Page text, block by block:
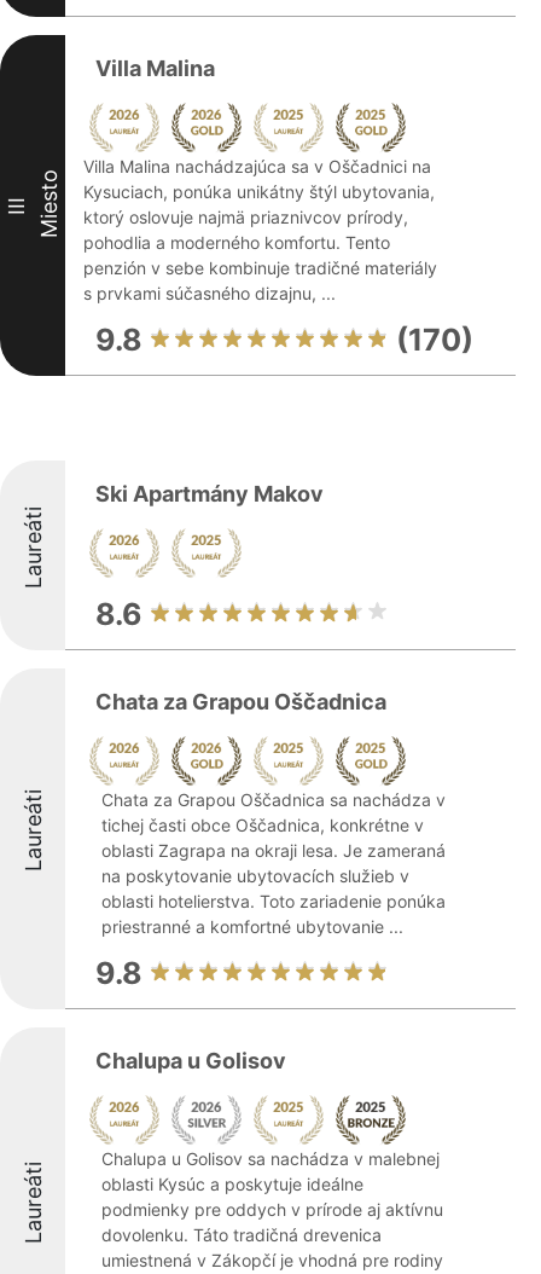
III Miesto
Villa Malina
Villa Malina nachádzajúca sa v Oščadnici na
Kysuciach, ponúka unikátny štýl ubytovania,
ktorý oslovuje najmä priaznivcov prírody,
pohodlia a moderného komfortu. Tento
penzión v sebe kombinuje tradičné materiály
s prvkami súčasného dizajnu, ...
9.8 (170)
Laureáti
Ski Apartmány Makov
8.6
Laureáti
Chata za Grapou Oščadnica
Chata za Grapou Oščadnica sa nachádza v
tichej časti obce Oščadnica, konkrétne v
oblasti Zagrapa na okraji lesa. Je zameraná
na poskytovanie ubytovacích služieb v
oblasti hotelierstva. Toto zariadenie ponúka
priestranné a komfortné ubytovanie ...
9.8
Laureáti
Chalupa u Golisov
Chalupa u Golisov sa nachádza v malebnej
oblasti Kysúc a poskytuje ideálne
podmienky pre oddych v prírode aj aktívnu
dovolenku. Táto tradičná drevenica
umiestnená v Zákopčí je vhodná pre rodiny